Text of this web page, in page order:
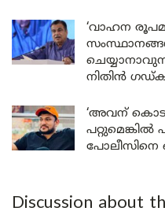
‘വാഹന
നിതിൻ
‘അവന്
പറ്റുമെങ്കിൽ
പോലീസിനെ
Discussion about